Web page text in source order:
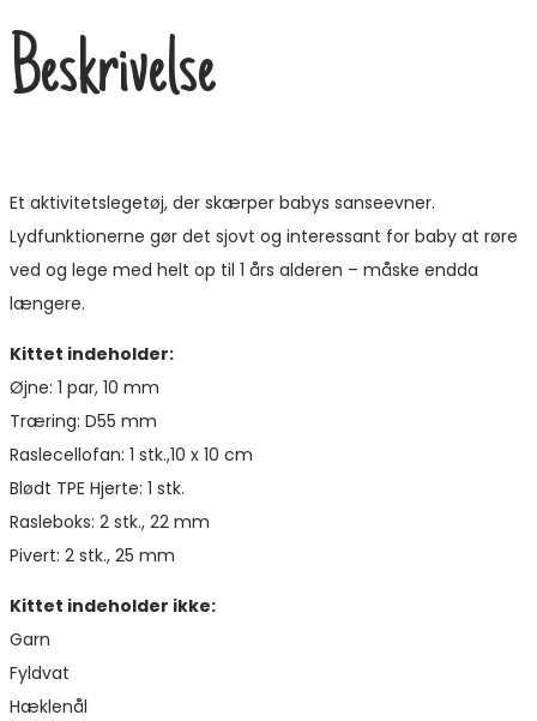
Beskrivelse
Et aktivitetslegetøj, der skærper babys sanseevner.
Lydfunktionerne gør det sjovt og interessant for baby at røre
ved og lege med helt op til 1 års alderen – måske endda
længere.
Kittet indeholder:
Øjne: 1 par, 10 mm
Træring: D55 mm
Raslecellofan: 1 stk.,10 x 10 cm
Blødt TPE Hjerte: 1 stk.
Rasleboks: 2 stk., 22 mm
Pivert: 2 stk., 25 mm
Kittet indeholder ikke:
Garn
Fyldvat
Hæklenål